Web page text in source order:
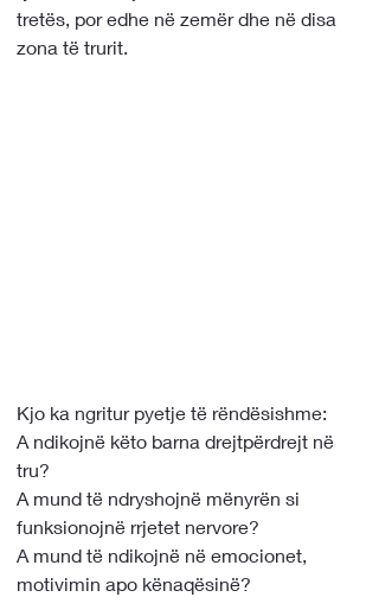
tretës, por edhe në zemër dhe në disa
zona të trurit.
Kjo ka ngritur pyetje të rëndësishme:
A ndikojnë këto barna drejtpërdrejt në
tru?
A mund të ndryshojnë mënyrën si
funksionojnë rrjetet nervore?
A mund të ndikojnë në emocionet,
motivimin apo kënaqësinë?